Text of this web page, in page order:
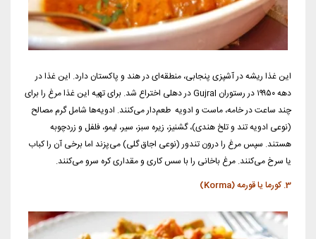
این غذا ریشه در آشپزی پنجابی، منطقه‌ای درهند و پاکستان دارد. این غذا در
دهه ۱۹۹۵۰ در رستوران Gujral در
دهلی اختراع شد. برای تهیه این غذا مرغ را برای
چند ساعت در خامه، ماست و ادویه طعم‌دار می‌کنند. ادویه‌ها شامل گرم مصالح
(نوعی ادویه تند و تلخ هندی)، گشنیز، زیره سبز، سیر، لیمو، فلفل و زردچوبه
هستند. سپس مرغ را درون تندور (نوعی اجاق گلی) می‌پزند اما برخی آن را کباب
یا سرخ می‌کنند. مرغ باخانی را با سس کاری و مقداری کره سرو می‌کنند.
3. کورما یا قورمه (Korma)